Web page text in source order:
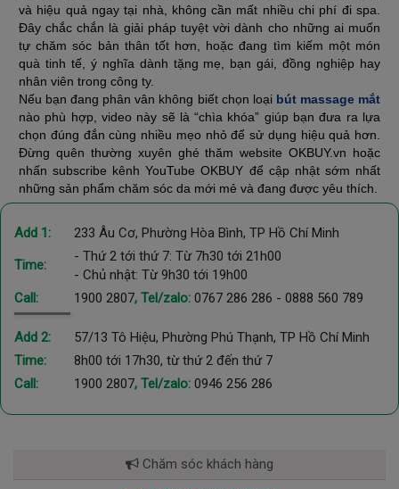
và hiệu quả ngay tại nhà, không cần mất nhiều chi phí đi spa.
Đây chắc chắn là giải pháp tuyệt vời dành cho những ai muốn
tự chăm sóc bản thân tốt hơn, hoặc đang tìm kiếm một món
quà tinh tế, ý nghĩa dành tặng mẹ, bạn gái, đồng nghiệp hay
nhân viên trong công ty.
Nếu bạn đang phân vân không biết chọn loại bút massage mắt
nào phù hợp, video này sẽ là “chìa khóa” giúp bạn đưa ra lựa
chọn đúng đắn cùng nhiều mẹo nhỏ để sử dụng hiệu quả hơn.
Đừng quên thường xuyên ghé thăm website OKBUY.vn hoặc
nhấn subscribe kênh YouTube OKBUY để cập nhật sớm nhất
những sản phẩm chăm sóc da mới mẻ và đang được yêu thích.
Add 1: 233 Âu Cơ, Phường Hòa Bình, TP Hồ Chí Minh
Time:
- Thứ 2 tới thứ 7: Từ 7h30 tới 21h00
- Chủ nhật: Từ 9h30 tới 19h00
Call:
1900 2807, Tel/zalo: 0767 286 286 - 0888 560 789
Add 2:
57/13 Tô Hiệu, Phường Phú Thạnh, TP Hồ Chí Minh
Time:
8h00 tới 17h30, từ thứ 2 đến thứ 7
Call:
1900 2807, Tel/zalo: 0946 256 286
Chăm sóc khách hàng